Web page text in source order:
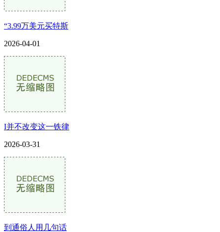
“3.99万美元买特斯
2026-04-01
I并不改变这一铁律
2026-03-31
到通俗人用几句话